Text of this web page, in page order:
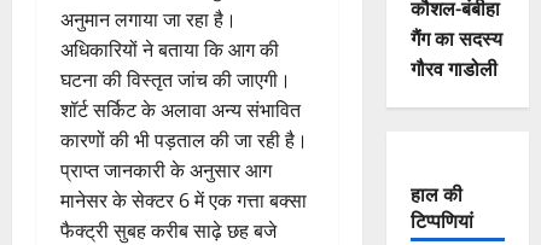
अनुमान लगाया जा रहा है।
अधिकारियों ने बताया कि आग की
घटना की विस्तृत जांच की जाएगी।
शॉर्ट सर्किट के अलावा अन्य संभावित
कारणों की भी पड़ताल की जा रही है।
प्राप्त जानकारी के अनुसार आग
मानेसर के सेक्टर 6 में एक गत्ता बक्सा
फैक्ट्री सुबह करीब साढ़े छह बजे
कौशल-बंबीहा
गैंग का सदस्य
गौरव गाडोली
हाल की
टिप्पणियां